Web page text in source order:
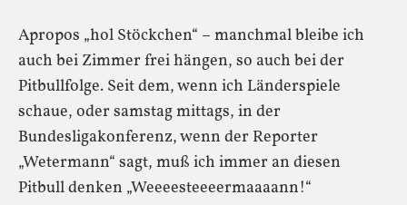
Apropos „hol Stöckchen“ – manchmal bleibe ich
auch bei Zimmer frei hängen, so auch bei der
Pitbullfolge. Seit dem, wenn ich Länderspiele
schaue, oder samstag mittags, in der
Bundesligakonferenz, wenn der Reporter
„Wetermann“ sagt, muß ich immer an diesen
Pitbull denken „Weeeesteeeermaaaann!“